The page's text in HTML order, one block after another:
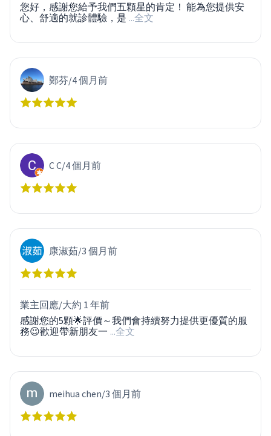
您好，感謝您給予我們五顆星的肯定！ 能為您提供安
心、舒適的就診體驗，是 ...全文
鄭芬/4 個月前
C C/4 個月前
康淑茹/3 個月前
業主回應/大約 1 年前
感謝您的5顆🌟評價～我們會持續努力提供更優質的服
務😉歡迎帶新朋友一 ...全文
meihua chen/3 個月前